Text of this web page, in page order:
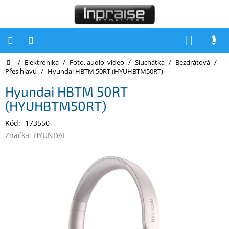
Počítače
Inpraise
Notebooky
Tiskárny
Domů
/ Elektronika / Foto, audio, video / Sluchátka / Bezdrátová /
Přes hlavu / Hyundai HBTM 50RT (HYUHBTM50RT)
Hyundai HBTM 50RT
(HYUHBTM50RT)
Kód: 173550
Značka: HYUNDAI